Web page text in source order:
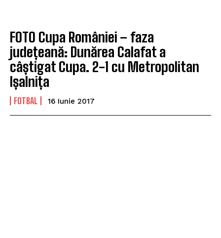
FOTO Cupa României – faza
județeană: Dunărea Calafat a
câștigat Cupa. 2-1 cu Metropolitan
Ișalnița
FOTBAL 16 Iunie 2017